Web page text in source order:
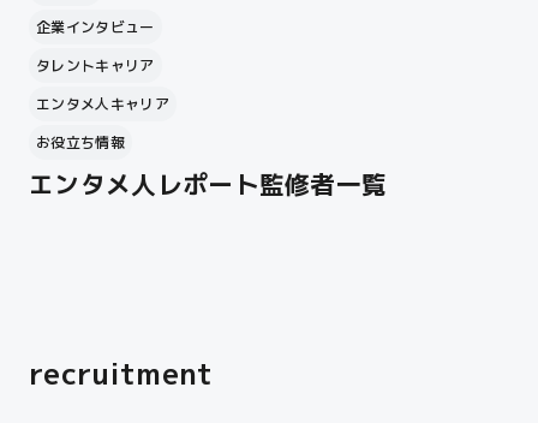
企業インタビュー
タレントキャリア
エンタメ人キャリア
お役立ち情報
エンタメ人レポート監修者一覧
recruitment